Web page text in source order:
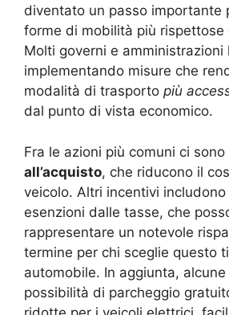
diventato un passo importante
forme di mobilità più rispettose
Molti governi e amministrazioni
implementando misure che
modalità di trasporto più
dal punto di vista economico.
Fra le azioni più comuni ci sono
all’acquisto, che riducono il
veicolo. Altri incentivi
esenzioni dalle tasse, che
rappresentare un notevole
termine per chi sceglie questo
automobile. In aggiunta,
possibilità di parcheggio